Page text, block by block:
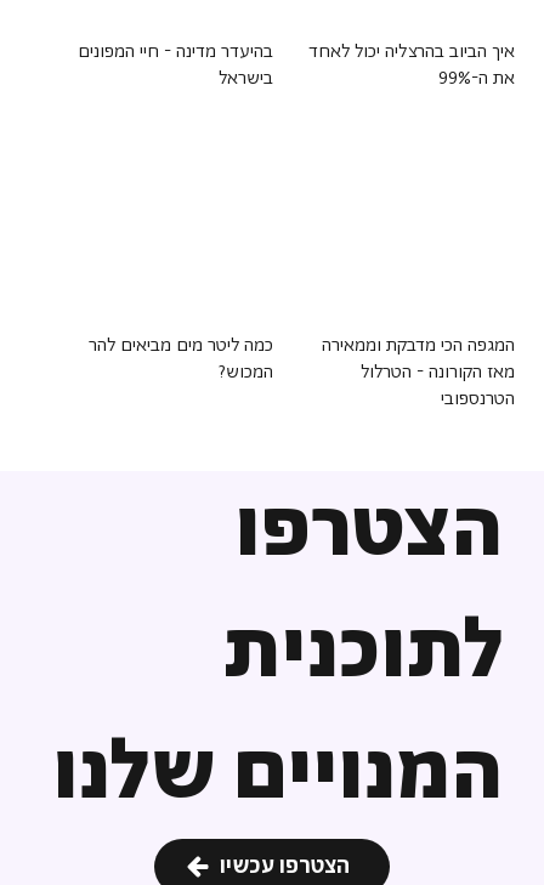
הצטרפו
לתוכנית
המנויים שלנו
הצטרפו עכשיו
איך הביוב בהרצליה יכול לאחד
את ה-99%
בהיעדר מדינה - חיי המפונים
בישראל
המגפה הכי מדבקת וממאירה
מאז הקורונה - הטרלול
הטרנספובי
כמה ליטר מים מביאים להר
המכוש?